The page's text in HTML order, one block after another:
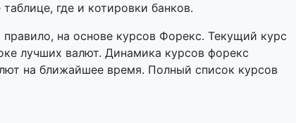
где и котировки банков.
на основе курсов Форекс. Текущий курс
лучших валют. Динамика курсов форекс
на ближайшее время. Полный список курсов